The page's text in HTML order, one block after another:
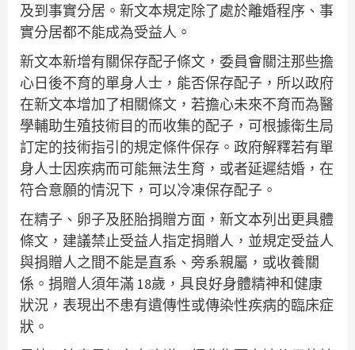
及到事實分居。新文本規定除了處於離婚程序、事
實分居都不能成為受益人。
新文本新增有關保存配子條文，委員會關注那些擔
心日後不育的單身人士，能否保存配子，所以政府
在新文本增加了相關條文，若擔心未來不育而為醫
學輔助生殖技術目的而收集的配子，可根據衛生局
訂定的技術指引的規定條件保存。政府解釋若有單
身人士因疾病而可能無法生育，或者延遲結婚，在
符合意願的情況下，可以冷凍保存配子。
在精子、卵子及胚胎捐贈方面，新文本列出更具體
條文，建議禁止受益人指定捐贈人，並規定受益人
與捐贈人之間不能是直系、旁系親屬，或收養關
係。捐贈人須年滿 18歲，具良好身體精神和健康
狀況，表現出不患有遺傳性或傳染性疾病的臨床症
狀。